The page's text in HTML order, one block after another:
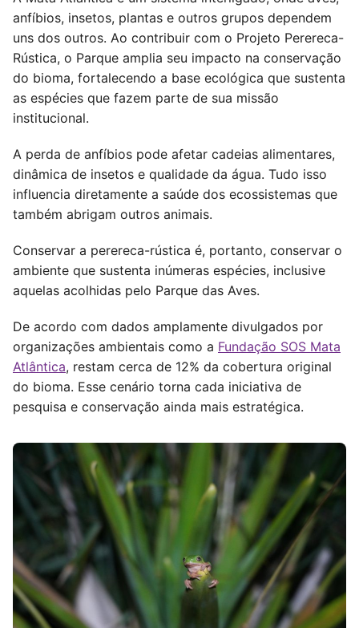
anfíbios, insetos, plantas e outros grupos dependem
uns dos outros. Ao contribuir com o Projeto Perereca-
Rústica, o Parque amplia seu impacto na conservação
do bioma, fortalecendo a base ecológica que sustenta
as espécies que fazem parte de sua missão
institucional.
A perda de anfíbios pode afetar cadeias alimentares,
dinâmica de insetos e qualidade da água. Tudo isso
influencia diretamente a saúde dos ecossistemas que
também abrigam outros animais.
Conservar a perereca-rústica é, portanto, conservar o
ambiente que sustenta inúmeras espécies, inclusive
aquelas acolhidas pelo Parque das Aves.
De acordo com dados amplamente divulgados por
organizações ambientais como a Fundação SOS Mata
Atlântica, restam cerca de 12% da cobertura original
do bioma. Esse cenário torna cada iniciativa de
pesquisa e conservação ainda mais estratégica.